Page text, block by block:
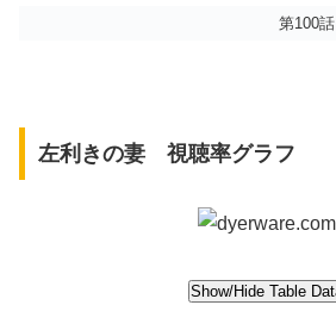
第100話
左利きの妻 視聴率グラフ